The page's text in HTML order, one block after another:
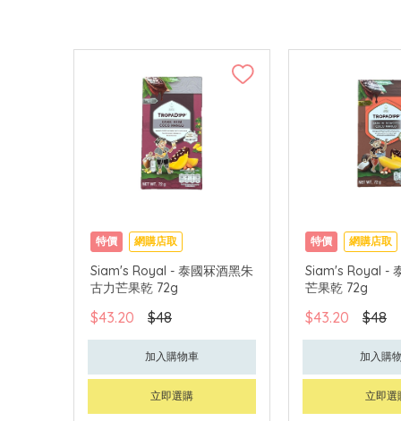
特價 網購店取
Siam's Royal - 泰國冧酒黑朱
古力芒果乾 72g
$43.20 $48
加入購物車
立即選購
特價 網購店取
Siam's Royal -
芒果乾 72g
$43.20 $48
加入購
立即選